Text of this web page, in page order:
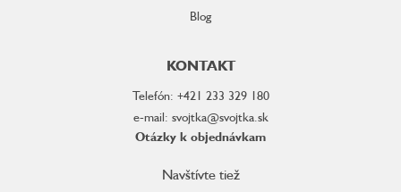
Blog
KONTAKT
Telefón: +421 233 329 180
e-mail: svojtka@svojtka.sk
Otázky k objednávkam
Navštívte tiež